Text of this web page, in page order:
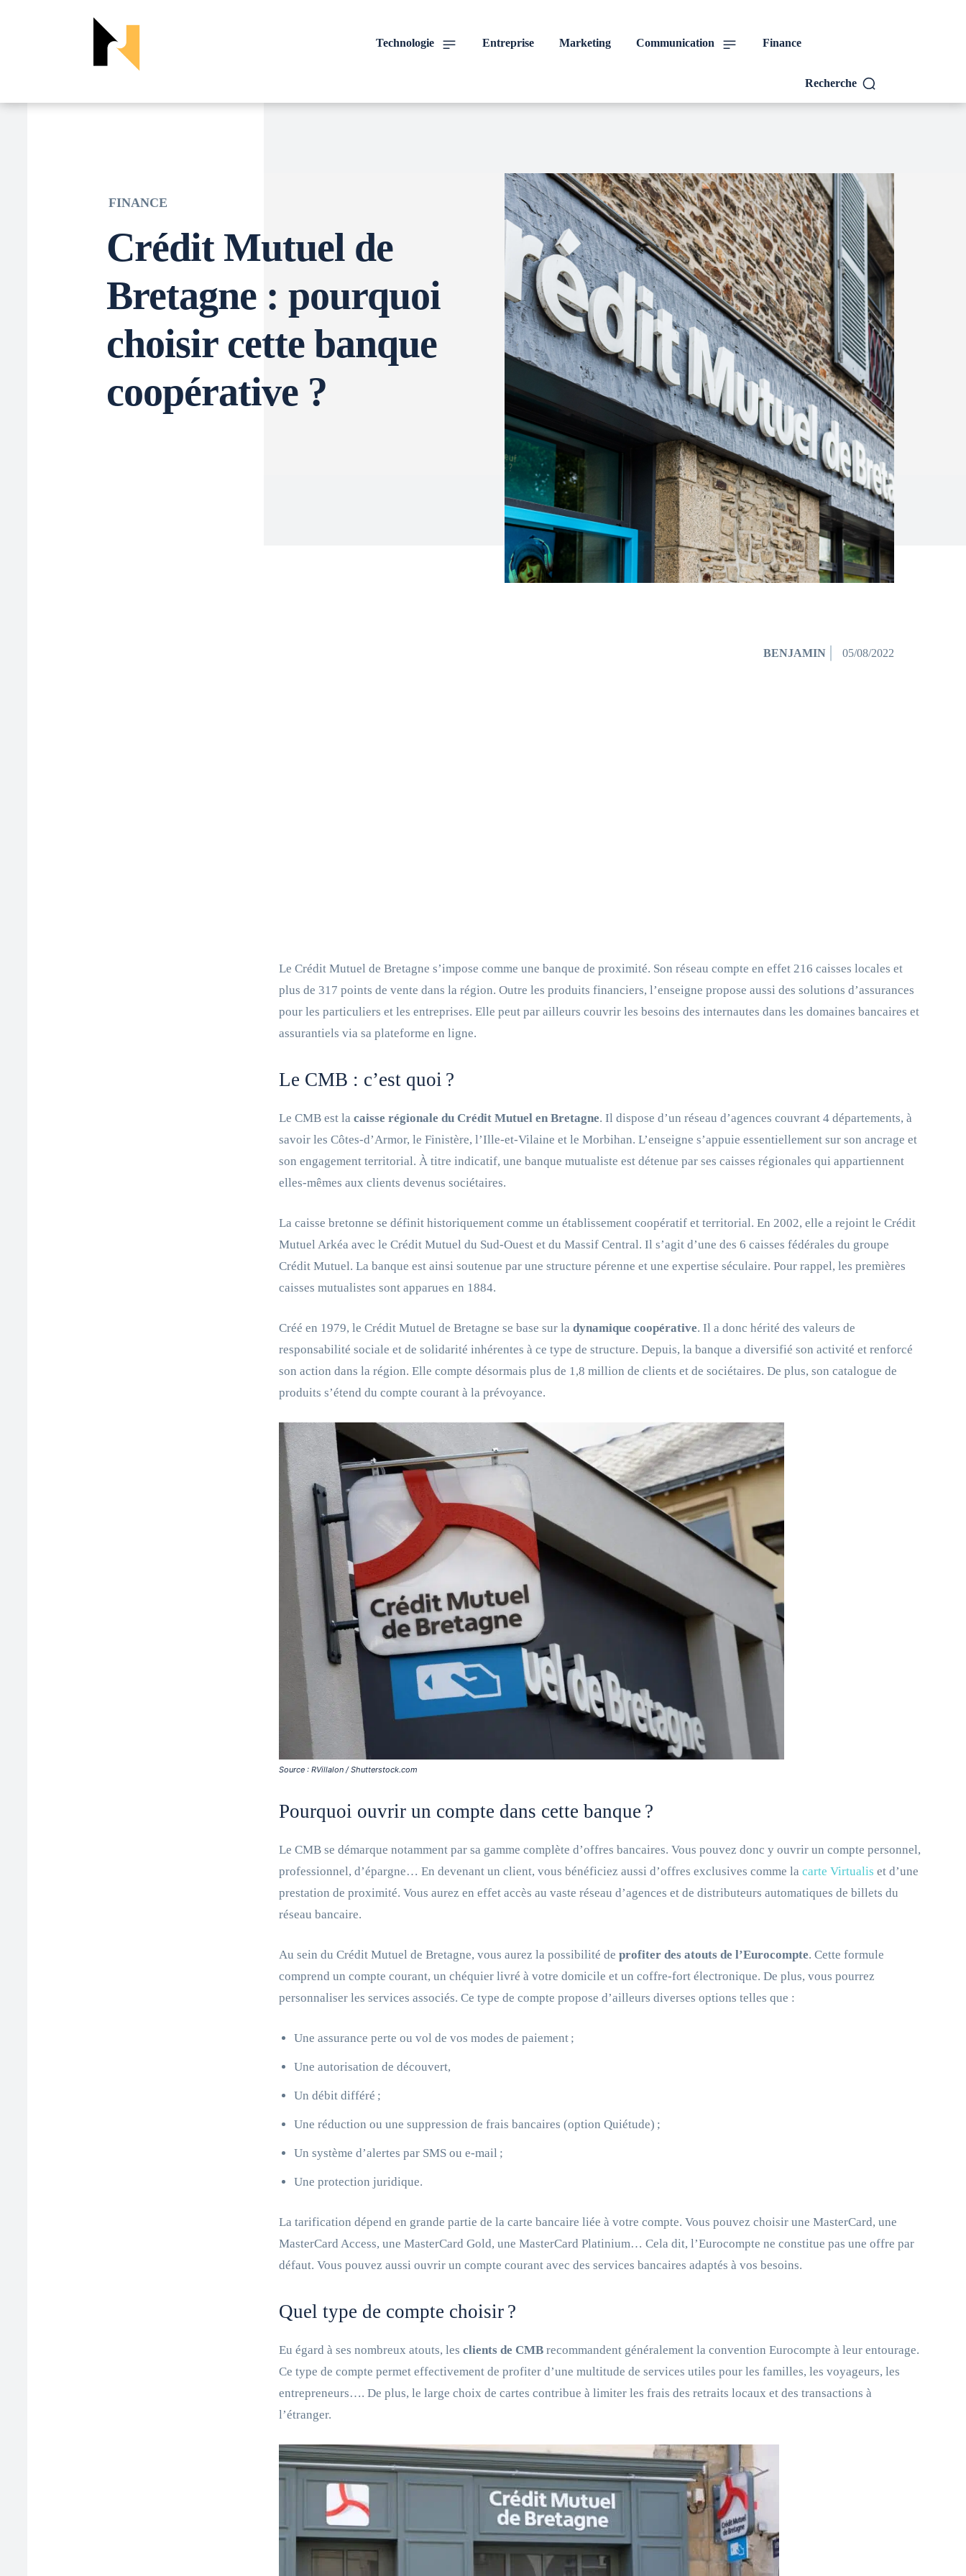
Technologie Entreprise Marketing Communication Finance
Recherche
FINANCE
Crédit Mutuel de
Bretagne : pourquoi
choisir cette banque
coopérative ?
BENJAMIN 05/08/2022
Le Crédit Mutuel de Bretagne s’impose comme une banque de proximité. Son réseau compte en effet 216 caisses locales et
plus de 317 points de vente dans la région. Outre les produits financiers, l’enseigne propose aussi des solutions d’assurances
pour les particuliers et les entreprises. Elle peut par ailleurs couvrir les besoins des internautes dans les domaines bancaires et
assurantiels via sa plateforme en ligne.
Le CMB : c’est quoi ?
Le CMB est la caisse régionale du Crédit Mutuel en Bretagne. Il dispose d’un réseau d’agences couvrant 4 départements, à
savoir les Côtes-d’Armor, le Finistère, l’Ille-et-Vilaine et le Morbihan. L’enseigne s’appuie essentiellement sur son ancrage et
son engagement territorial. À titre indicatif, une banque mutualiste est détenue par ses caisses régionales qui appartiennent
elles-mêmes aux clients devenus sociétaires.
La caisse bretonne se définit historiquement comme un établissement coopératif et territorial. En 2002, elle a rejoint le Crédit
Mutuel Arkéa avec le Crédit Mutuel du Sud-Ouest et du Massif Central. Il s’agit d’une des 6 caisses fédérales du groupe
Crédit Mutuel. La banque est ainsi soutenue par une structure pérenne et une expertise séculaire. Pour rappel, les premières
caisses mutualistes sont apparues en 1884.
Créé en 1979, le Crédit Mutuel de Bretagne se base sur la dynamique coopérative. Il a donc hérité des valeurs de
responsabilité sociale et de solidarité inhérentes à ce type de structure. Depuis, la banque a diversifié son activité et renforcé
son action dans la région. Elle compte désormais plus de 1,8 million de clients et de sociétaires. De plus, son catalogue de
produits s’étend du compte courant à la prévoyance.
Source : RVillalon / Shutterstock.com
Pourquoi ouvrir un compte dans cette banque ?
Le CMB se démarque notamment par sa gamme complète d’offres bancaires. Vous pouvez donc y ouvrir un compte personnel,
professionnel, d’épargne… En devenant un client, vous bénéficiez aussi d’offres exclusives comme la carte Virtualis et d’une
prestation de proximité. Vous aurez en effet accès au vaste réseau d’agences et de distributeurs automatiques de billets du
réseau bancaire.
Au sein du Crédit Mutuel de Bretagne, vous aurez la possibilité de profiter des atouts de l’Eurocompte. Cette formule
comprend un compte courant, un chéquier livré à votre domicile et un coffre-fort électronique. De plus, vous pourrez
personnaliser les services associés. Ce type de compte propose d’ailleurs diverses options telles que :
Une assurance perte ou vol de vos modes de paiement ;
Une autorisation de découvert,
Un débit différé ;
Une réduction ou une suppression de frais bancaires (option Quiétude) ;
Un système d’alertes par SMS ou e-mail ;
Une protection juridique.
La tarification dépend en grande partie de la carte bancaire liée à votre compte. Vous pouvez choisir une MasterCard, une
MasterCard Access, une MasterCard Gold, une MasterCard Platinium… Cela dit, l’Eurocompte ne constitue pas une offre par
défaut. Vous pouvez aussi ouvrir un compte courant avec des services bancaires adaptés à vos besoins.
Quel type de compte choisir ?
Eu égard à ses nombreux atouts, les clients de CMB recommandent généralement la convention Eurocompte à leur entourage.
Ce type de compte permet effectivement de profiter d’une multitude de services utiles pour les familles, les voyageurs, les
entrepreneurs…. De plus, le large choix de cartes contribue à limiter les frais des retraits locaux et des transactions à
l’étranger.